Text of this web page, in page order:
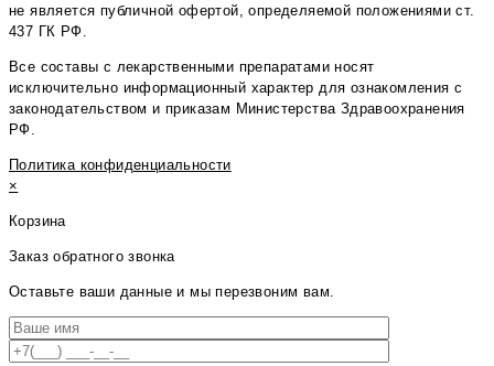
не является публичной офертой, определяемой положениями ст.
437 ГК РФ.
Все составы с лекарственными препаратами носят
исключительно информационный характер для ознакомления с
законодательством и приказам Министерства Здравоохранения
РФ.
Политика конфиденциальности
×
Корзина
Заказ обратного звонка
Оставьте ваши данные и мы перезвоним вам.